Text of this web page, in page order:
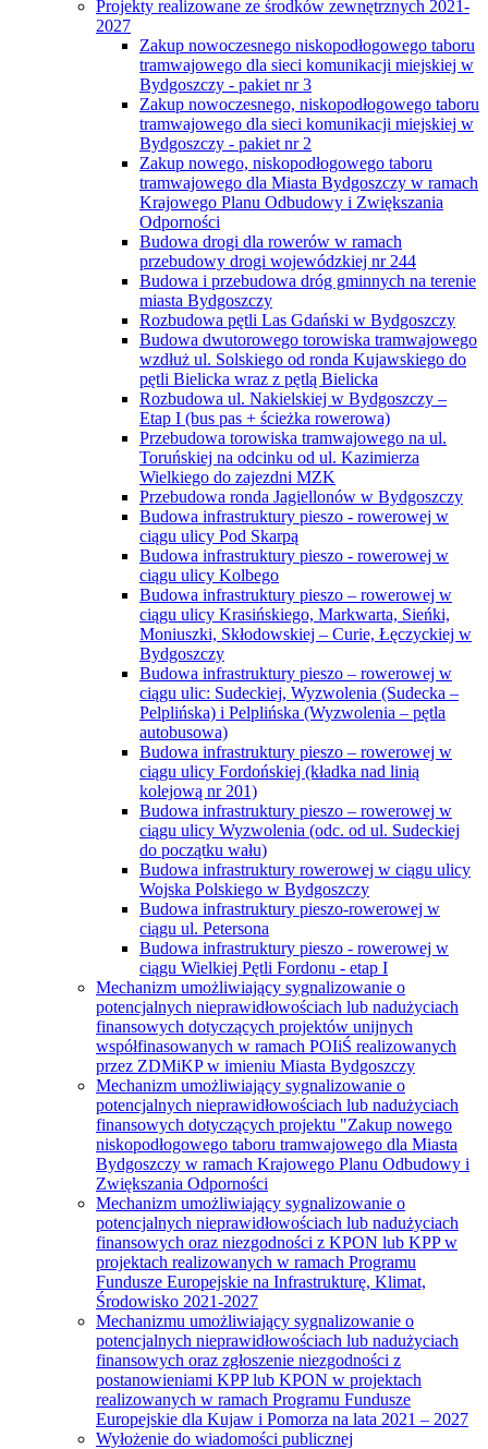
Projekty realizowane ze środków zewnętrznych 2021-
2027
Zakup nowoczesnego niskopodłogowego taboru
tramwajowego dla sieci komunikacji miejskiej w
Bydgoszczy - pakiet nr 3
Zakup nowoczesnego, niskopodłogowego taboru
tramwajowego dla sieci komunikacji miejskiej w
Bydgoszczy - pakiet nr 2
Zakup nowego, niskopodłogowego taboru
tramwajowego dla Miasta Bydgoszczy w ramach
Krajowego Planu Odbudowy i Zwiększania
Odporności
Budowa drogi dla rowerów w ramach
przebudowy drogi wojewódzkiej nr 244
Budowa i przebudowa dróg gminnych na terenie
miasta Bydgoszczy
Rozbudowa pętli Las Gdański w Bydgoszczy
Budowa dwutorowego torowiska tramwajowego
wzdłuż ul. Solskiego od ronda Kujawskiego do
pętli Bielicka wraz z pętlą Bielicka
Rozbudowa ul. Nakielskiej w Bydgoszczy –
Etap I (bus pas + ścieżka rowerowa)
Przebudowa torowiska tramwajowego na ul.
Toruńskiej na odcinku od ul. Kazimierza
Wielkiego do zajezdni MZK
Przebudowa ronda Jagiellonów w Bydgoszczy
Budowa infrastruktury pieszo - rowerowej w
ciągu ulicy Pod Skarpą
Budowa infrastruktury pieszo - rowerowej w
ciągu ulicy Kolbego
Budowa infrastruktury pieszo – rowerowej w
ciągu ulicy Krasińskiego, Markwarta, Sieńki,
Moniuszki, Skłodowskiej – Curie, Łęczyckiej w
Bydgoszczy
Budowa infrastruktury pieszo – rowerowej w
ciągu ulic: Sudeckiej, Wyzwolenia (Sudecka –
Pelplińska) i Pelplińska (Wyzwolenia – pętla
autobusowa)
Budowa infrastruktury pieszo – rowerowej w
ciągu ulicy Fordońskiej (kładka nad linią
kolejową nr 201)
Budowa infrastruktury pieszo – rowerowej w
ciągu ulicy Wyzwolenia (odc. od ul. Sudeckiej
do początku wału)
Budowa infrastruktury rowerowej w ciągu ulicy
Wojska Polskiego w Bydgoszczy
Budowa infrastruktury pieszo-rowerowej w
ciągu ul. Petersona
Budowa infrastruktury pieszo - rowerowej w
ciągu Wielkiej Pętli Fordonu - etap I
Mechanizm umożliwiający sygnalizowanie o
potencjalnych nieprawidłowościach lub nadużyciach
finansowych dotyczących projektów unijnych
współfinasowanych w ramach POIiŚ realizowanych
przez ZDMiKP w imieniu Miasta Bydgoszczy
Mechanizm umożliwiający sygnalizowanie o
potencjalnych nieprawidłowościach lub nadużyciach
finansowych dotyczących projektu "Zakup nowego
niskopodłogowego taboru tramwajowego dla Miasta
Bydgoszczy w ramach Krajowego Planu Odbudowy i
Zwiększania Odporności
Mechanizm umożliwiający sygnalizowanie o
potencjalnych nieprawidłowościach lub nadużyciach
finansowych oraz niezgodności z KPON lub KPP w
projektach realizowanych w ramach Programu
Fundusze Europejskie na Infrastrukturę, Klimat,
Środowisko 2021-2027
Mechanizmu umożliwiający sygnalizowanie o
potencjalnych nieprawidłowościach lub nadużyciach
finansowych oraz zgłoszenie niezgodności z
postanowieniami KPP lub KPON w projektach
realizowanych w ramach Programu Fundusze
Europejskie dla Kujaw i Pomorza na lata 2021 – 2027
Wyłożenie do wiadomości publicznej